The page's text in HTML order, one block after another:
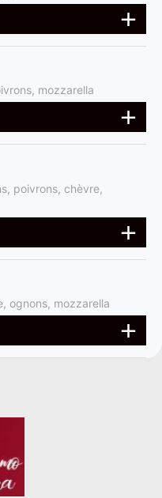
mozzarella
poivrons, chèvre,
ognons, mozzarella